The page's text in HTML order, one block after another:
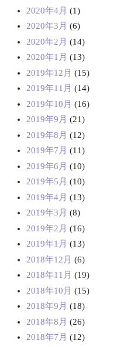
2020年4月 (1)
2020年3月 (6)
2020年2月 (14)
2020年1月 (13)
2019年12月 (15)
2019年11月 (14)
2019年10月 (16)
2019年9月 (21)
2019年8月 (12)
2019年7月 (11)
2019年6月 (10)
2019年5月 (10)
2019年4月 (13)
2019年3月 (8)
2019年2月 (16)
2019年1月 (13)
2018年12月 (6)
2018年11月 (19)
2018年10月 (15)
2018年9月 (18)
2018年8月 (26)
2018年7月 (12)